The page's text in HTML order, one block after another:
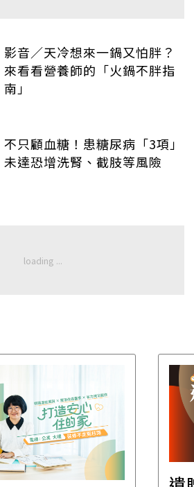
影音／天冷想來一鍋又怕胖？
來看看營養師的「火鍋不胖指
南」
不只顧血糖！患糖尿病「3項」
未達恐增洗腎、截肢等風險